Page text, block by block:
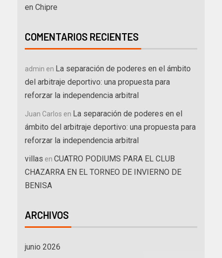
en Chipre
COMENTARIOS RECIENTES
admin en La separación de poderes en el ámbito
del arbitraje deportivo: una propuesta para
reforzar la independencia arbitral
Juan Carlos en La separación de poderes en el
ámbito del arbitraje deportivo: una propuesta para
reforzar la independencia arbitral
villas en CUATRO PODIUMS PARA EL CLUB
CHAZARRA EN EL TORNEO DE INVIERNO DE
BENISA
ARCHIVOS
junio 2026